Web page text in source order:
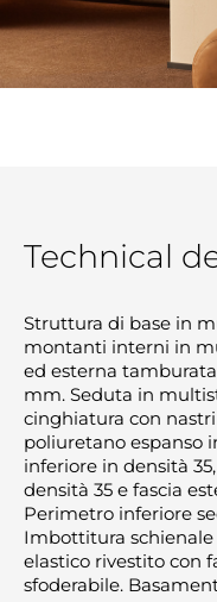
Technical
Struttura di base in
montanti interni in
ed esterna
mm. Seduta in
cinghiatura con
poliuretano espanso
inferiore in densità
densità 35 e fascia
Perimetro inferiore
Imbottitura
elastico rivestito con
sfoderabile.